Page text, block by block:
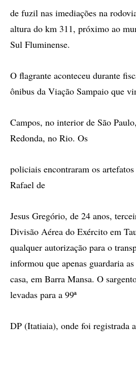
de fuzil nas imediações na
altura do km 311, próximo ao
Sul Fluminense.
O flagrante aconteceu durante
ônibus da Viação Sampaio que
Campos, no interior de São
Redonda, no Rio. Os
policiais encontraram os
Rafael de
Jesus Gregório, de 24 anos,
Divisão Aérea do Exército em
qualquer autorização para o
informou que apenas guardaria
casa, em Barra Mansa. O
levadas para a 99ª
DP (Itatiaia), onde foi registrada